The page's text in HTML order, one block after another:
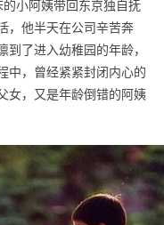
小阿姨带回东京独自抚
，他半天在公司辛苦奔
了进入幼稚园的年龄，
中，曾经紧紧封闭内心的
女，又是年龄倒错的阿姨